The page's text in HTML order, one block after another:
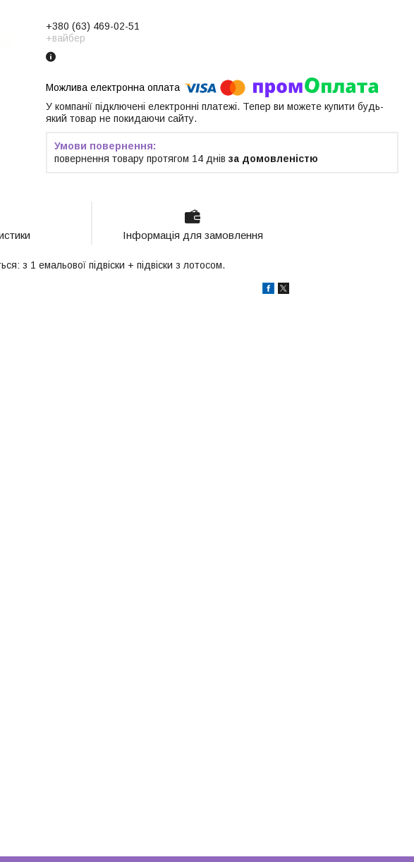
+380 (63) 469-02-51
+вайбер
У компанії підключені електронні платежі. Тепер ви можете купити будь-
який товар не покидаючи сайту.
повернення товару протягом 14 днів за домовленістю
Інформація для замовлення
з 1 емальової підвіски + підвіски з лотосом.